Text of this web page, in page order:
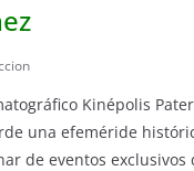
Kinépolis
una efeméride
de eventos exclusivos